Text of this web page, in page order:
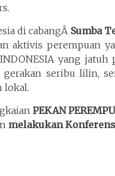
di cabangÂ Sumba
aktivis perempuan
INDONESIA yang
gerakan seribu lilin,
lokal.
PEKAN
melakukan